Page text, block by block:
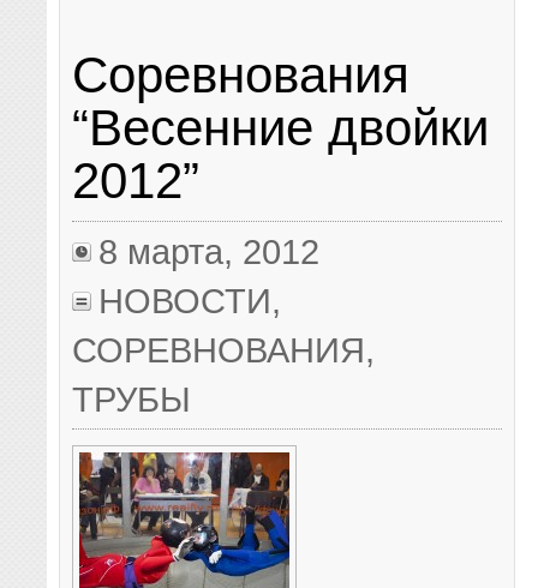
Соревнования
“Весенние двойки
2012”
8 марта, 2012
НОВОСТИ,
СОРЕВНОВАНИЯ,
ТРУБЫ